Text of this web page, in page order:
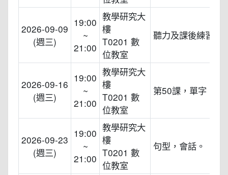
2026-09-09
(週三)
19:00
~
21:00
教學研究大
樓
T0201 數
位教室
聽力及課後練習。
2026-09-16
(週三)
19:00
~
21:00
教學研究大
樓
T0201 數
位教室
第50課，單字 ，
2026-09-23
(週三)
19:00
~
21:00
教學研究大
樓
T0201 數
位教室
句型，會話。